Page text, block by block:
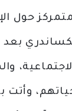
حول
وأتت